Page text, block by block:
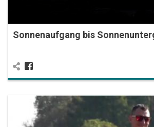
Sonnenaufgang bis